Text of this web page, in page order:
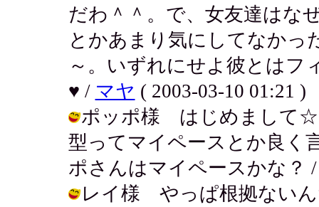
だわ＾＾。で、女友達はな
とかあまり気にしてなかっ
～。いずれにせよ彼とはフ
♥ / マヤ ( 2003-03-10 01:21 )
ポッポ様 はじめまして☆
型ってマイペースとか良く
ポさんはマイペースかな？ /
レイ様 やっぱ根拠ないん